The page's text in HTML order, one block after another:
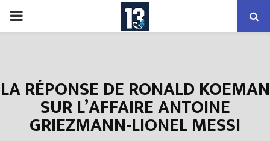
PRIMARY
LA RÉPONSE DE RONALD KOEMAN
SUR L’AFFAIRE ANTOINE
GRIEZMANN-LIONEL MESSI